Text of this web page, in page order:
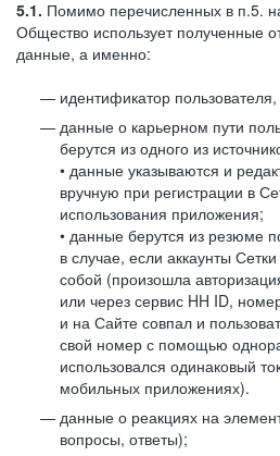
5.1. Помимо перечисленных в п.5.
Общество использует полученные
данные, а именно:
идентификатор
данные о карьерном пути
берутся из одного из
• данные указываются и
вручную при регистрации в
использования приложения;
• данные берутся из резюме
в случае, если аккаунты
собой (произошла
или через сервис HH ID,
и на Сайте совпал и
свой номер с помощью
использовался одинаковый
мобильных приложениях).
данные о реакциях на
вопросы, ответы);